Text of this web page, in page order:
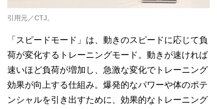
引用元／CTJ。
「スピードモード」は、動きのスピードに応じて負
荷が変化するトレーニングモード。動きが速ければ
速いほど負荷が増加し、急激な変化でトレーニング
効果が向上する仕組み。爆発的なパワーや体のポテ
ンシャルを引き出すために、効果的なトレーニング